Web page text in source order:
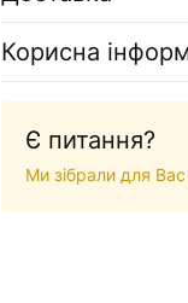
Корисна
Є питання?
Ми зібрали для Вас